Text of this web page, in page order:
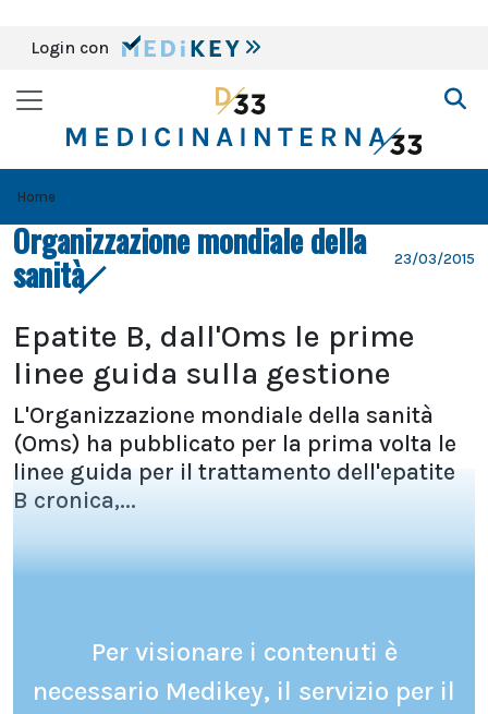
Login con
Home
Organizzazione mondiale della
sanità 23/03/2015
Epatite B, dall'Oms le prime
linee guida sulla gestione
L'Organizzazione mondiale della sanità
(Oms) ha pubblicato per la prima volta le
linee guida per il trattamento dell'epatite
B cronica,...
Per visionare i contenuti è
necessario Medikey, il servizio per il